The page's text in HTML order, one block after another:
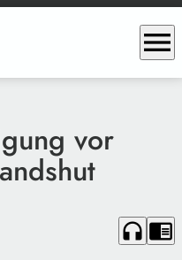
menu
vor
headphones chrome_reader_mode